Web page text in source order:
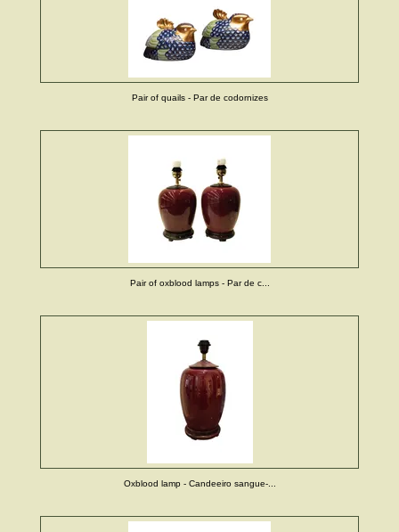
Pair of quails - Par de codornizes
Pair of oxblood lamps - Par de c...
Oxblood lamp - Candeeiro sangue-...